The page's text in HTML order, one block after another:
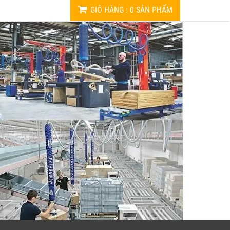
GIỎ HÀNG : 0 SẢN PHẨM